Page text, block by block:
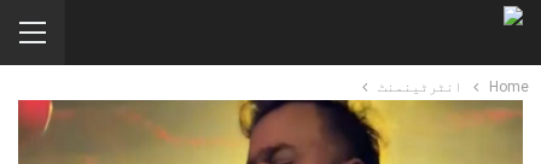
Home انٹرٹینمنٹ